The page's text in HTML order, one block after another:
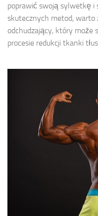
poprawić swoją sylwetkę i
skutecznych metod, warto
odchudzający, który może
procesie redukcji tkanki